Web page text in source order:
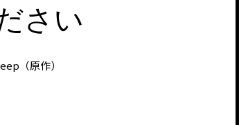
さい
（原作）